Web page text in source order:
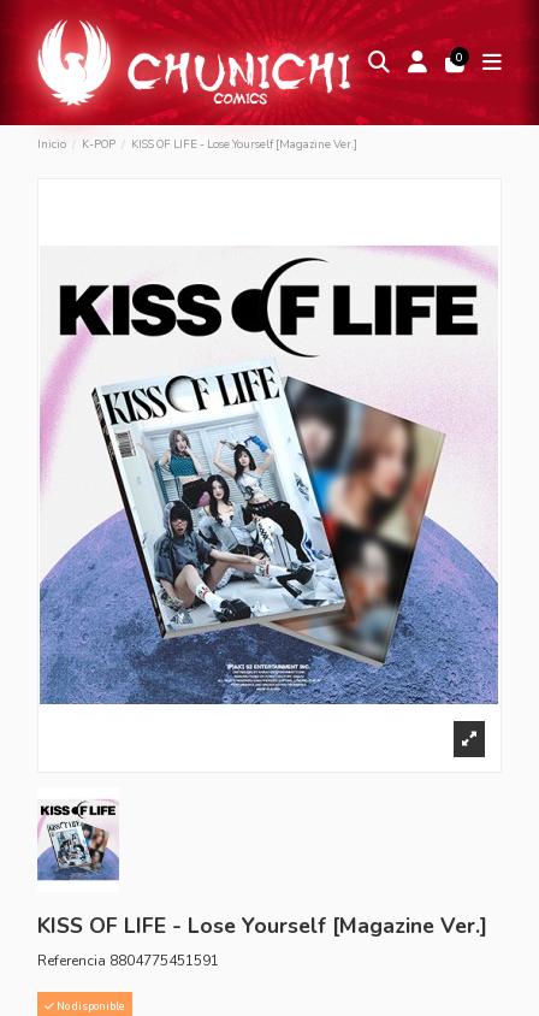
0
Inicio K-POP KISS OF LIFE - Lose Yourself [Magazine Ver.]
KISS OF LIFE - Lose Yourself [Magazine Ver.]
Referencia 8804775451591
No disponible